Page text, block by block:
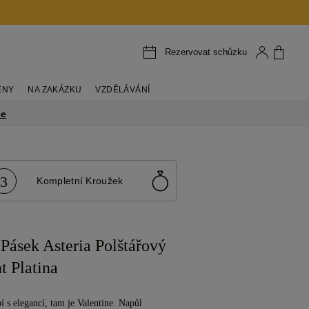
Rezervovat schůzku
NA ZAKÁZKU VZDĚLÁVÁNÍ
3 Kompletní Kroužek
Asteria Polštářový
Platina
s elegancí, tam je Valentine. Napůl